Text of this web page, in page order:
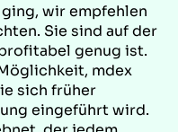
ging, wir empfehlen
Sie sind auf der
genug ist.
mdex
sich früher
eingeführt wird.